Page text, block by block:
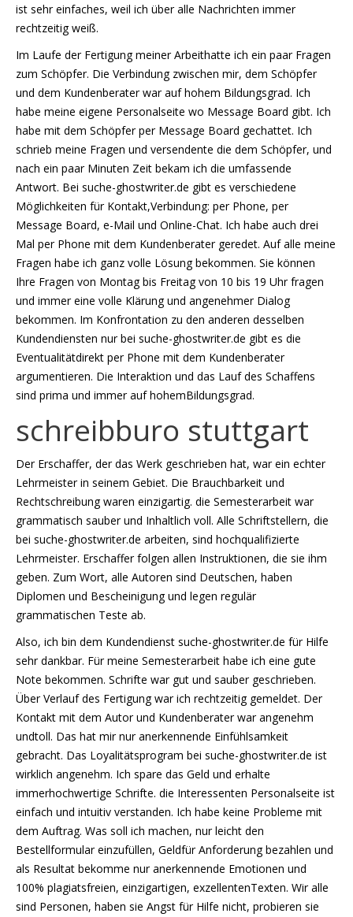
ist sehr einfaches, weil ich über alle Nachrichten immer
rechtzeitig weiß.
Im Laufe der Fertigung meiner Arbeithatte ich ein paar Fragen
zum Schöpfer. Die Verbindung zwischen mir, dem Schöpfer
und dem Kundenberater war auf hohem Bildungsgrad. Ich
habe meine eigene Personalseite wo Message Board gibt. Ich
habe mit dem Schöpfer per Message Board gechattet. Ich
schrieb meine Fragen und versendente die dem Schöpfer, und
nach ein paar Minuten Zeit bekam ich die umfassende
Antwort. Bei suche-ghostwriter.de gibt es verschiedene
Möglichkeiten für Kontakt,Verbindung: per Phone, per
Message Board, e-Mail und Online-Chat. Ich habe auch drei
Mal per Phone mit dem Kundenberater geredet. Auf alle meine
Fragen habe ich ganz volle Lösung bekommen. Sie können
Ihre Fragen von Montag bis Freitag von 10 bis 19 Uhr fragen
und immer eine volle Klärung und angenehmer Dialog
bekommen. Im Konfrontation zu den anderen desselben
Kundendiensten nur bei suche-ghostwriter.de gibt es die
Eventualitätdirekt per Phone mit dem Kundenberater
argumentieren. Die Interaktion und das Lauf des Schaffens
sind prima und immer auf hohemBildungsgrad.
schreibburo stuttgart
Der Erschaffer, der das Werk geschrieben hat, war ein echter
Lehrmeister in seinem Gebiet. Die Brauchbarkeit und
Rechtschreibung waren einzigartig. die Semesterarbeit war
grammatisch sauber und Inhaltlich voll. Alle Schriftstellern, die
bei suche-ghostwriter.de arbeiten, sind hochqualifizierte
Lehrmeister. Erschaffer folgen allen Instruktionen, die sie ihm
geben. Zum Wort, alle Autoren sind Deutschen, haben
Diplomen und Bescheinigung und legen regulär
grammatischen Teste ab.
Also, ich bin dem Kundendienst suche-ghostwriter.de für Hilfe
sehr dankbar. Für meine Semesterarbeit habe ich eine gute
Note bekommen. Schrifte war gut und sauber geschrieben.
Über Verlauf des Fertigung war ich rechtzeitig gemeldet. Der
Kontakt mit dem Autor und Kundenberater war angenehm
undtoll. Das hat mir nur anerkennende Einfühlsamkeit
gebracht. Das Loyalitätsprogram bei suche-ghostwriter.de ist
wirklich angenehm. Ich spare das Geld und erhalte
immerhochwertige Schrifte. die Interessenten Personalseite ist
einfach und intuitiv verstanden. Ich habe keine Probleme mit
dem Auftrag. Was soll ich machen, nur leicht den
Bestellformular einzufüllen, Geldfür Anforderung bezahlen und
als Resultat bekomme nur anerkennende Emotionen und
100% plagiatsfreien, einzigartigen, exzellentenTexten. Wir alle
sind Personen, haben sie Angst für Hilfe nicht, probieren sie